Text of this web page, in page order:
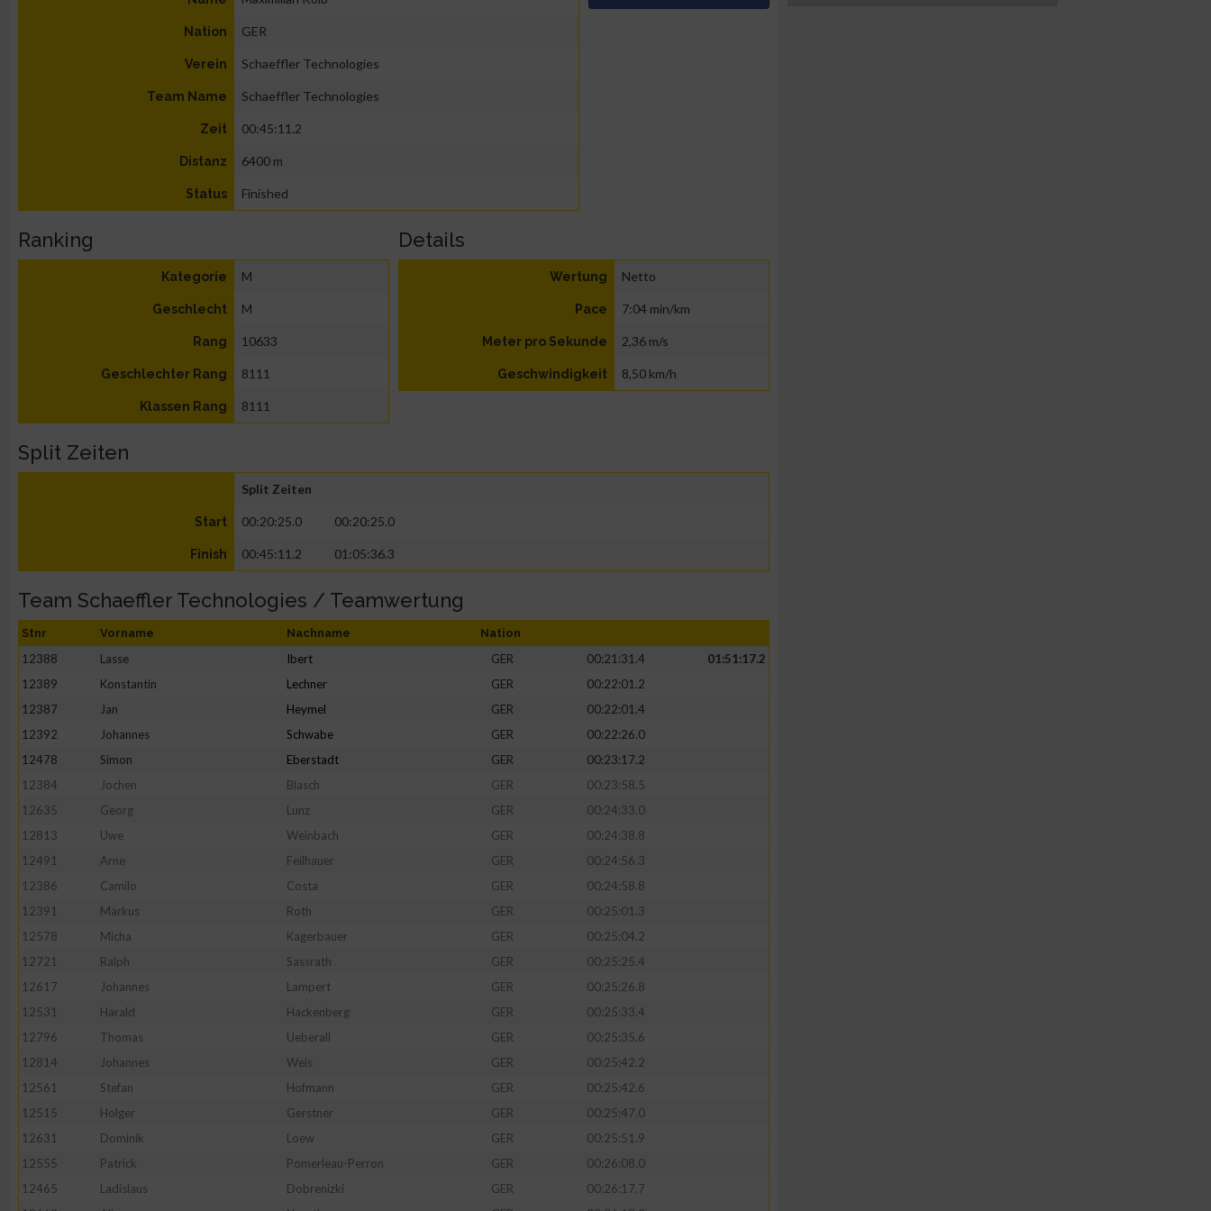
Nation GER
Verein Schaeffler Technologies
Team Name Schaeffler Technologies
Zeit 00:45:11.2
Distanz 6400 m
Status Finished
Ranking
Kategorie M
Geschlecht M
Rang 10633
Geschlechter Rang 8111
Klassen Rang 8111
Details
Wertung Netto
Pace 7:04 min/km
Meter pro Sekunde 2,36 m/s
Geschwindigkeit 8,50 km/h
Split Zeiten
Split Zeiten
Start 00:20:25.0 00:20:25.0
Finish 00:45:11.2 01:05:36.3
Team Schaeffler Technologies / Teamwertung
Stnr Vorname Nachname Nation
12388 Lasse Ibert GER 00:21:31.4
01:51:17.2
12389
Konstantin Lechner GER
00:22:01.2
12387
Jan Heymel GER
00:22:01.4
12392
Johannes Schwabe GER
00:22:26.0
12478
Simon Eberstadt GER
00:23:17.2
12384
Jochen Blasch GER
00:23:58.5
12635
Georg Lunz GER
00:24:33.0
12813
Uwe Weinbach GER
00:24:38.8
12491
Arne Feilhauer GER
00:24:56.3
12386
Camilo Costa GER
00:24:58.8
12391
Markus Roth GER
00:25:01.3
12578
Micha Kagerbauer GER
00:25:04.2
12721
Ralph Sassrath GER
00:25:25.4
12617
Johannes Lampert GER
00:25:26.8
12531
Harald Hackenberg GER
00:25:33.4
12796
Thomas Ueberall GER
00:25:35.6
12814
Johannes Weis GER
00:25:42.2
12561
Stefan Hofmann GER
00:25:42.6
12515
Holger Gerstner GER
00:25:47.0
12631
Dominik Loew GER
00:25:51.9
12555
Patrick Pomerleau-Perron GER
00:26:08.0
12465
Ladislaus Dobrenizki GER
00:26:17.7